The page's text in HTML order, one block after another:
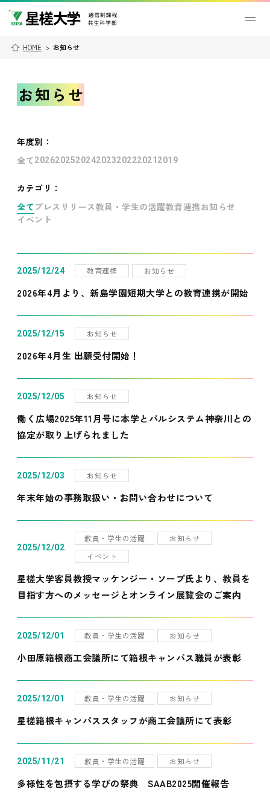
HOME > お知らせ
お知らせ
年度別 ：
全て202620252024202320222021 2019
カテゴリ：
全て プレスリリース教員・学生の活躍教育連携お知らせ
イベント
2025/12/24 教育連携 お知らせ
2026年4月より、新島学園短期大学との教育連携が開始
2025/12/15 お知らせ
2026年4月生 出願受付開始！
2025/12/05 お知らせ
働く広場2025年11月号に本学とパルシステム神奈川との
協定が取り上げられました
2025/12/03 お知らせ
年末年始の事務取扱い・お問い合わせについて
2025/12/02
教員・学生の活躍
お知らせ
イベント
星槎大学客員教授マッケンジー・ソープ氏より、教員を
目指す方へのメッセージとオンライン展覧会のご案内
2025/12/01 教員・学生の活躍 お知らせ
小田原箱根商工会議所にて箱根キャンパス職員が表彰
2025/12/01 教員・学生の活躍 お知らせ
星槎箱根キャンパススタッフが商工会議所にて表彰
2025/11/21 教員・学生の活躍 お知らせ
多様性を包摂する学びの祭典 SAAB2025開催報告